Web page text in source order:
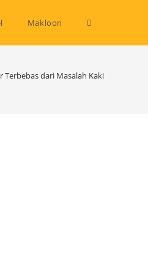
Makloon Toggle
Terbebas dari Masalah Kaki